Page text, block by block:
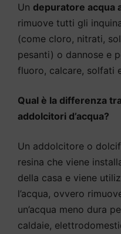
Un depuratore acqua
rimuove tutti gli
(come cloro, nitrati,
pesanti) o dannose e
fluoro, calcare, solfati
Qual è la differenza
addolcitori d’acqua?
Un addolcitore o
resina che viene
della casa e viene
l’acqua, ovvero
un’acqua meno dura
caldaie,